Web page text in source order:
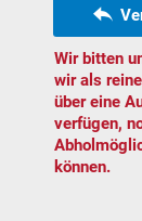
Das
Wir bitten
wir als
über eine
verfügen,
können.